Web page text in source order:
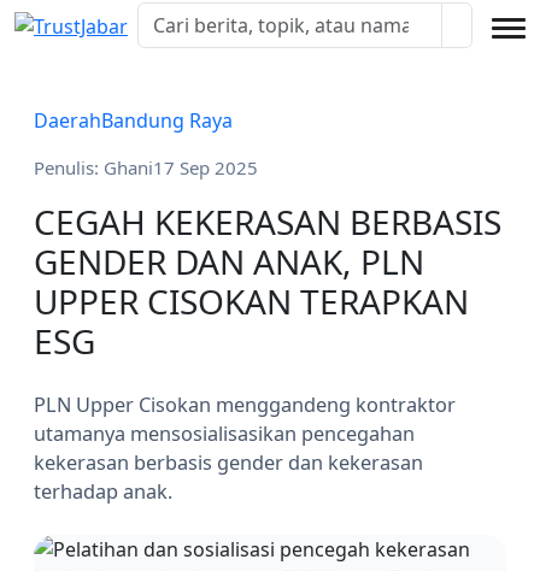
DaerahBandung Raya
Penulis: Ghani17 Sep 2025
CEGAH KEKERASAN BERBASIS
GENDER DAN ANAK, PLN
UPPER CISOKAN TERAPKAN
ESG
PLN Upper Cisokan menggandeng kontraktor
utamanya mensosialisasikan pencegahan
kekerasan berbasis gender dan kekerasan
terhadap anak.